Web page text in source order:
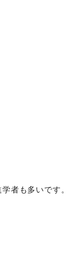
者も多いです。